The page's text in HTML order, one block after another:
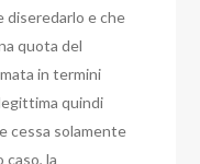
diseredarlo e che
quota del
in termini
quindi
cessa solamente
caso, la